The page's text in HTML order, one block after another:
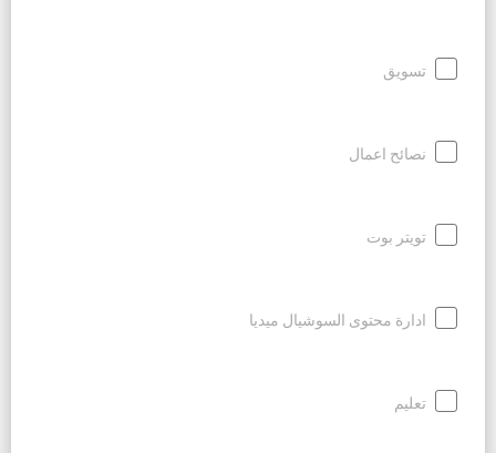
تسويق
نصائح اعمال
تويتر بوت
ادارة محتوى السوشيال ميديا
تعليم